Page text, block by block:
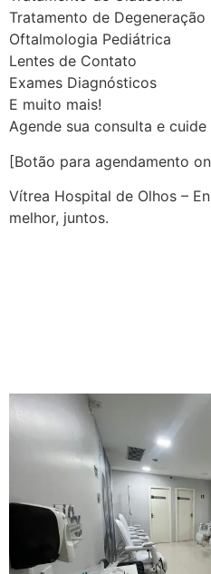
Tratamento de Degeneração
Oftalmologia Pediátrica
Lentes de Contato
Exames Diagnósticos
E muito mais!
Agende sua consulta e cuide
[Botão para agendamento
Vítrea Hospital de Olhos –
melhor, juntos.